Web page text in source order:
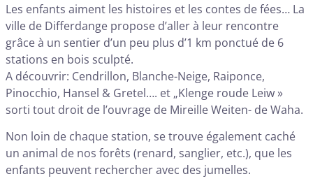
Les enfants aiment les histoires et les contes de fées… La
ville de Differdange propose d’aller à leur rencontre
grâce à un sentier d’un peu plus d’1 km ponctué de 6
stations en bois sculpté.
A découvrir: Cendrillon, Blanche-Neige, Raiponce,
Pinocchio, Hansel & Gretel…. et „Klenge roude Leiw »
sorti tout droit de l’ouvrage de Mireille Weiten- de Waha.
Non loin de chaque station, se trouve également caché
un animal de nos forêts (renard, sanglier, etc.), que les
enfants peuvent rechercher avec des jumelles.